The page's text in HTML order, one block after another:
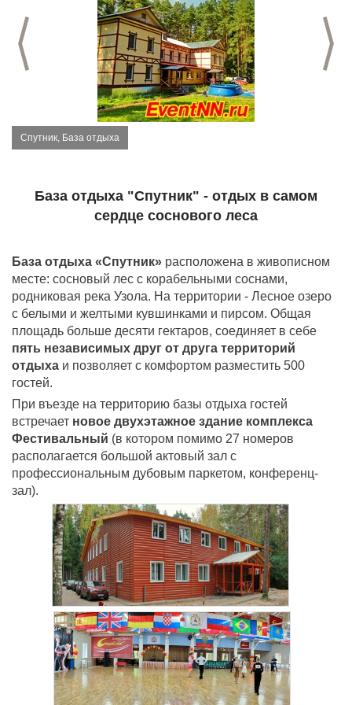
Предыдущий слайд
Спутник, База отдыха
База отдыха "Спутник" - отдых в самом
сердце соснового леса
База отдыха «Спутник» расположена в живописном
месте: сосновый лес с корабельными соснами,
родниковая река Узола. На территории - Лесное озеро
с белыми и желтыми кувшинками и пирсом. Общая
площадь больше десяти гектаров, соединяет в себе
пять независимых друг от друга территорий
отдыха и позволяет с комфортом разместить 500
гостей.
При въезде на территорию базы отдыха гостей
встречает новое двухэтажное здание комплекса
Фестивальный (в котором помимо 27 номеров
располагается большой актовый зал с
профессиональным дубовым паркетом, конференц-
зал).